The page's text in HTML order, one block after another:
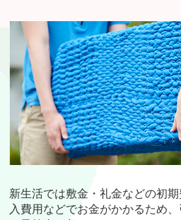
新生活では敷金・礼金などの初
入費用などでお金がかかるため